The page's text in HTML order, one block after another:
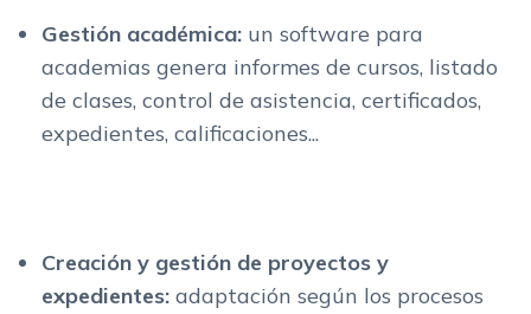
Gestión académica: un software para
academias genera informes de cursos, listado
de clases, control de asistencia, certificados,
expedientes, calificaciones...
Creación y gestión de proyectos y
expedientes: adaptación según los procesos